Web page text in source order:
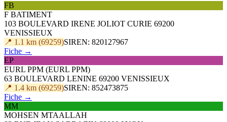
FB
F BATIMENT
103 BOULEVARD IRENE JOLIOT CURIE 69200
VENISSIEUX
📍 1.1 km (69259)SIREN: 820127967
Fiche →
EP
EURL PPM (EURL PPM)
63 BOULEVARD LENINE 69200 VENISSIEUX
📍 1.4 km (69259)SIREN: 852473875
Fiche →
MM
MOHSEN MTAALLAH